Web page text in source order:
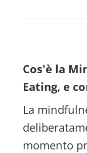
Cos'è la
Eating, e
La
momento